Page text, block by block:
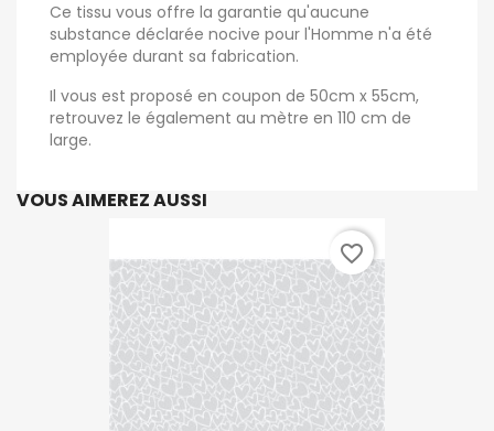
Ce tissu vous offre la garantie qu'aucune
substance déclarée nocive pour l'Homme n'a été
employée durant sa fabrication.
Il vous est proposé en coupon de 50cm x 55cm,
retrouvez le également au mètre en 110 cm de
large.
VOUS AIMEREZ AUSSI
favorite_border